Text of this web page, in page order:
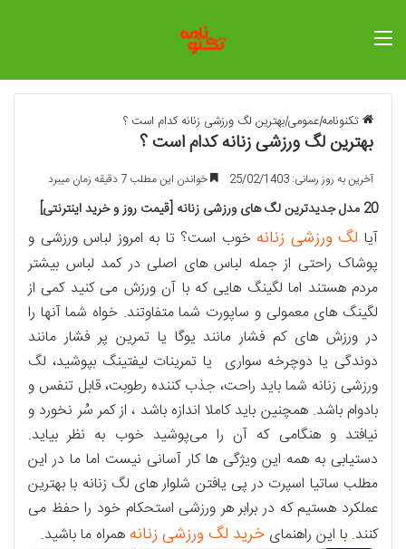
تکنونامه|عمومی|بهترین لگ ورزشی زنانه کدام است ؟
بهترین لگ ورزشی زنانه کدام است ؟
آخرین به روز رسانی: 25/02/1403 خواندن این مطلب 7 دقیقه زمان میبرد
20 مدل جدیدترین لگ های ورزشی زنانه [قیمت روز و خرید اینترنتی]
آیا لگ ورزشی زنانهخوب است؟ تا به امروز لباس ورزشی و
پوشاک راحتی از جمله لباس های اصلی در کمد لباس بیشتر
مردم هستند اما لگینگ هایی که با آن ورزش می کنید کمی از
لگینگ های معمولی و ساپورت شما متفاوتند. خواه شما آنها را
در ورزش های کم فشار مانند یوگا یا تمرین پر فشار مانند
دوندگی یا دوچرخه سواری یا تمرینات لیفتینگ بپوشید، لگ
ورزشی زنانه شما باید راحت، جذب کننده رطوبت، قابل تنفس و
بادوام باشد. همچنین باید کاملا اندازه باشد ، از کمر سُر نخورد و
نیافتد و هنگامی که آن را می‌پوشید خوب به نظر بیاید.
دستیابی به همه این ویژگی ها کار آسانی نیست اما ما در این
مطلب ساتیا اسپرت در پی یافتن شلوار های لگ زنانه با بهترین
عملکرد هستیم که در برابر هر ورزشی استحکام خود را حفظ می
کنند. با این راهنمای خرید لگ ورزشی زنانههمراه ما باشید.